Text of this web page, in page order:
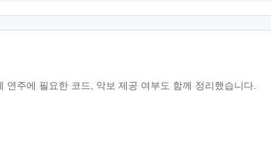
주에 필요한 코드, 악보 제공 여부도 함께 정리했습니다.